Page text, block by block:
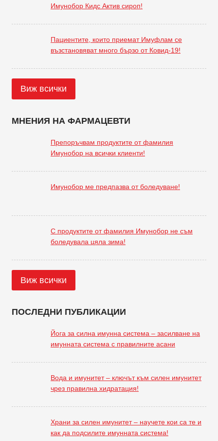
Имунобор Кидс Актив сироп!
Пациентите, които приемат Имуфлам се
възстановяват много бързо от Ковид-19!
Виж всички
МНЕНИЯ НА ФАРМАЦЕВТИ
Препоръчвам продуктите от фамилия
Имунобор на всички клиенти!
Имунобор ме предпазва от боледуване!
С продуктите от фамилия Имунобор не съм
боледувала цяла зима!
Виж всички
ПОСЛЕДНИ ПУБЛИКАЦИИ
Йога за силна имунна система – засилване на
имунната система с правилните асани
Вода и имунитет – ключът към силен имунитет
чрез правилна хидратация!
Храни за силен имунитет – научете кои са те и
как да подсилите имунната система!